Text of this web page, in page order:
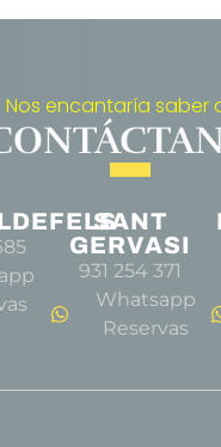
Nos encantaría saber
SANT
GERVASI
931 254 371
Whatsapp
Reservas